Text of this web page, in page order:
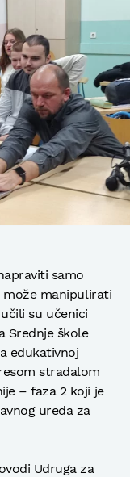
samo
može manipulirati
su učenici
Srednje škole
edukativnoj
stradalom
– faza 2 koji je
ureda za
Udruga za